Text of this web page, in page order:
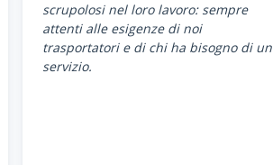
scrupolosi nel loro lavoro: sempre
attenti alle esigenze di noi
trasportatori e di chi ha bisogno di un
servizio.